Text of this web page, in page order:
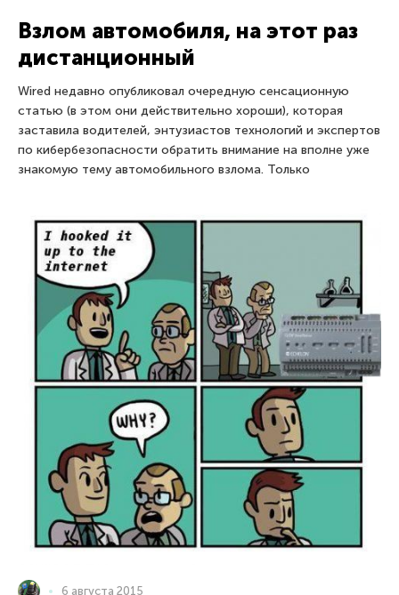
Взлом автомобиля, на этот раз
дистанционный
Wired недавно опубликовал очередную сенсационную
статью (в этом они действительно хороши), которая
заставила водителей, энтузиастов технологий и экспертов
по кибербезопасности обратить внимание на вполне уже
знакомую тему автомобильного взлома. Только
6 августа 2015